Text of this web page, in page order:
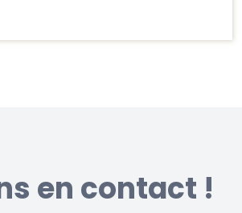
en contact !